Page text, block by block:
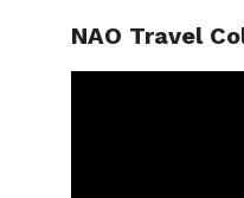
NAO Travel